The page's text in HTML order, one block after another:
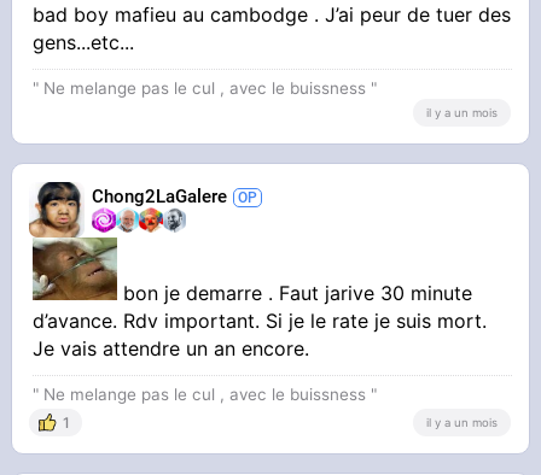
bad boy mafieu au cambodge . J’ai peur de tuer des
gens...etc...
" Ne melange pas le cul , avec le buissness "
il y a un mois
Chong2LaGalere
bon je demarre . Faut jarive 30 minute
d’avance. Rdv important. Si je le rate je suis mort.
Je vais attendre un an encore.
" Ne melange pas le cul , avec le buissness "
1 il y a un mois